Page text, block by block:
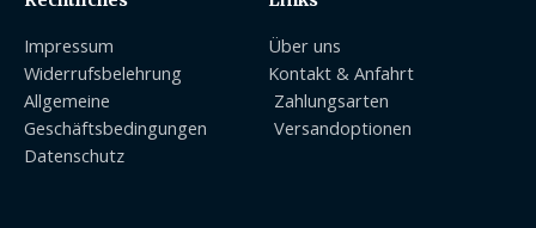
Impressum
Widerrufsbelehrung
Allgemeine
Geschäftsbedingungen
Datenschutz
Über uns
Kontakt & Anfahrt
Zahlungsarten
Versandoptionen